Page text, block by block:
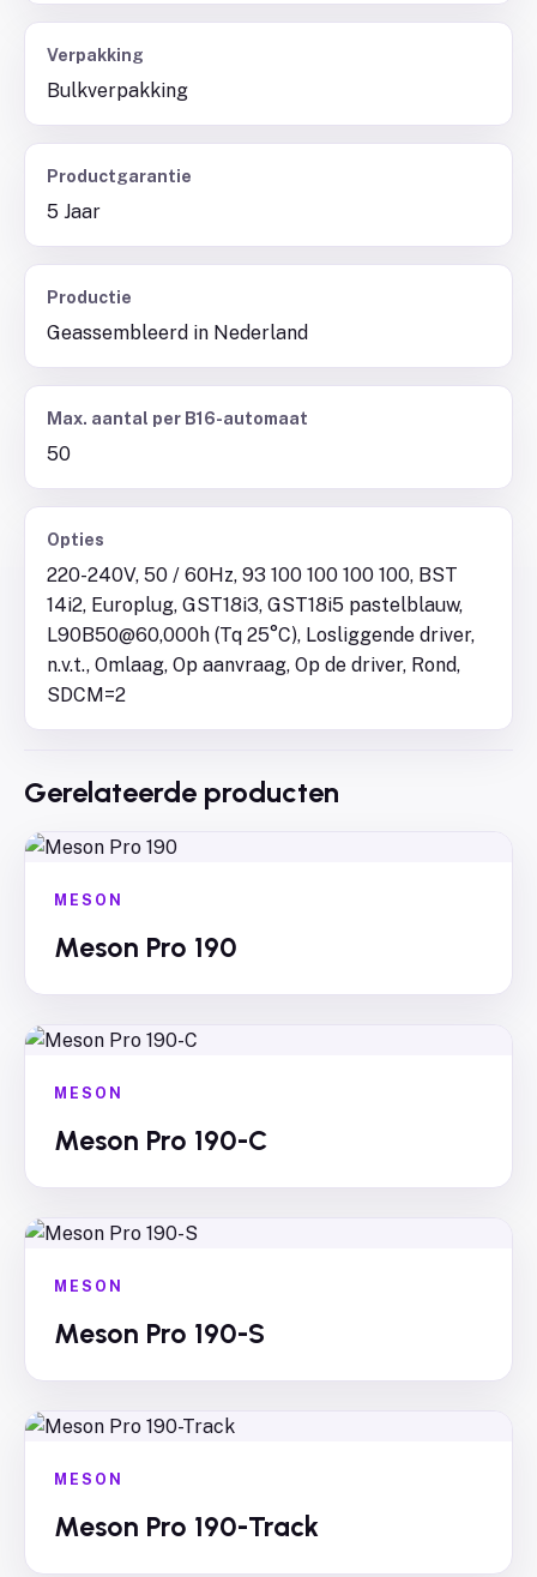
Verpakking
Bulkverpakking
Productgarantie
5 Jaar
Productie
Geassembleerd in Nederland
Max. aantal per B16-automaat
50
Opties
220-240V, 50 / 60Hz, 93 100 100 100 100, BST
14i2, Europlug, GST18i3, GST18i5 pastelblauw,
L90B50@60,000h (Tq 25°C), Losliggende driver,
n.v.t., Omlaag, Op aanvraag, Op de driver, Rond,
SDCM=2
Gerelateerde producten
MESON
Meson Pro 190
MESON
Meson Pro 190-C
MESON
Meson Pro 190-S
MESON
Meson Pro 190-Track